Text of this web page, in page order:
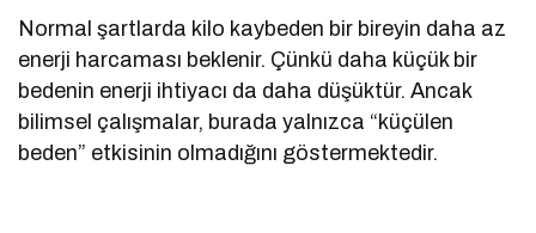
Normal şartlarda kilo kaybeden bir bireyin daha az
enerji harcaması beklenir. Çünkü daha küçük bir
bedenin enerji ihtiyacı da daha düşüktür. Ancak
bilimsel çalışmalar, burada yalnızca “küçülen
beden” etkisinin olmadığını göstermektedir.